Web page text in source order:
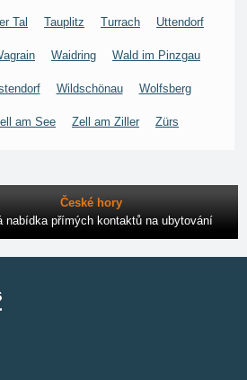
Tal Tauplitz Turrach Uttendorf
Waidring Wald im Pinzgau
Wildschönau Wolfsberg
am See Zell am Ziller Zürs
České hory
nabídka přímých kontaktů na ubytování